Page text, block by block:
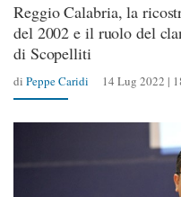
Reggio Calabria, la
del 2002 e il ruolo del
di Scopelliti
di Peppe Caridi 14 Lug 2022 |